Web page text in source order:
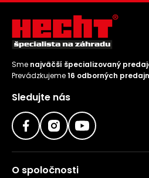
Sme najväčší špecializovaný
Prevádzkujeme16 odborných
Sledujte nás
O spoločnosti